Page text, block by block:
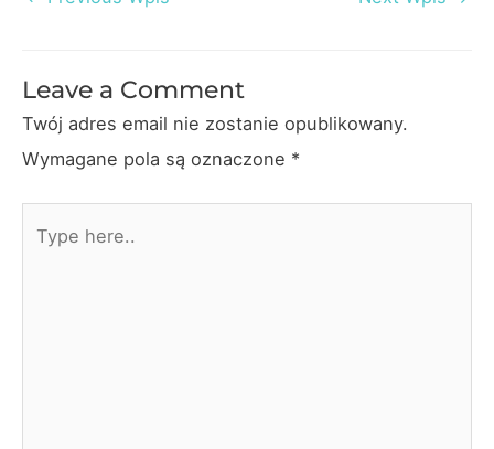
Leave a Comment
Twój adres email nie zostanie opublikowany.
Wymagane pola są oznaczone *